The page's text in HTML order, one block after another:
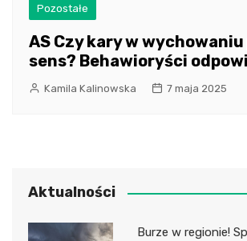
Pozostałe
AS Czy kary w
sens? Behawioryści
Kamila Kalinowska 7 maja 2025
Aktualności
Burze w regionie!